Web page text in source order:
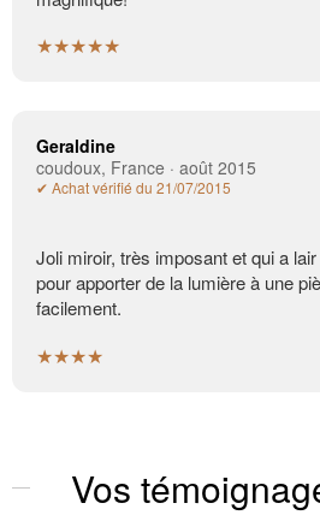
★★★★★
Geraldine
coudoux, France · août 2015
✔ Achat vérifié du 21/07/2015
Joli miroir, très imposant et qui a
pour apporter de la lumière à une
facilement.
★★★★
Vos